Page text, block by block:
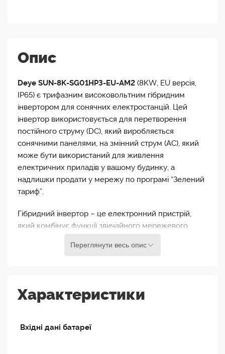
Опис
Deye SUN-8K-SG01HP3-EU-AM2 (8KW, EU версія,
IP65) є трифазним високовольтним гібридним
інвертором для сонячних електростанцій. Цей
інвертор використовується для перетворення
постійного струму (DC), який виробляється
сонячними панелями, на змінний струм (AC), який
може бути використаний для живлення
електричних приладів у вашому будинку, а
надлишки продати у мережу по програмі “Зелений
тариф”.
Гібридний інвертор – це електронний пристрій,
який комбінує функції звичайного мережевого
функціями, такими як зарядка акумулятора та
Deye SUN-8K-SG01HP3-EU-AM2 застосовуються в
деякі з найбільш поширених сфер використання
Переглянути весь опис
Характеристики
Вхідні дані батареї